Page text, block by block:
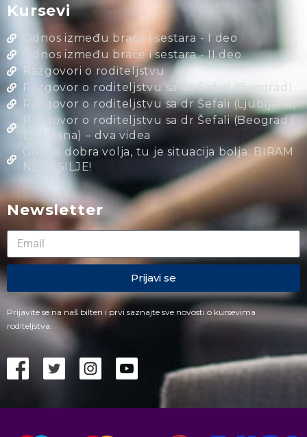
Kursevi
Odnos između braće i sestara - I deo
Odnos između braće i sestara - II deo
Razgovori o roditeljstvu
Razgovor o roditeljstvu sa dr Šefali (Beograd)
Razgovor o roditeljstvu sa dr Šefali (Ljubljana)
Razgovor o roditeljstvu sa dr Šefali (Beograd i
Ljubljana) – dva videa
Gde je dobra volja, tu je situacija bolja. BIRAM
NENASILJE!
Newsletter
Prijavi se
Prijavite se na naš bilten i prvi saznajte sve novosti o kursevima
roditeljstva.